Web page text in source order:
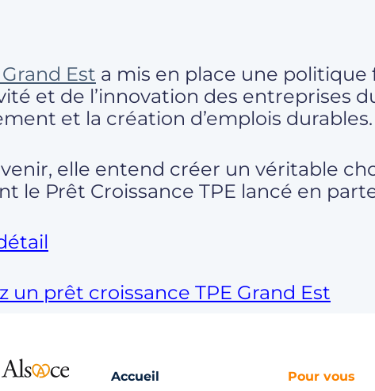
Est a mis en place une
et de l’innovation des entreprises
et la création d’emplois durables.
elle entend créer un véritable
le Prêt Croissance TPE lancé en
un prêt croissance TPE Grand Est
Accueil Pour vous